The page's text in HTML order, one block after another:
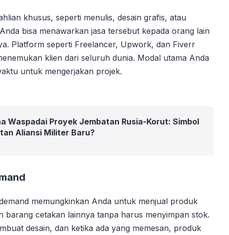
khusus, seperti menulis, desain grafis, atau
bisa menawarkan jasa tersebut kepada orang lain
Platform seperti Freelancer, Upwork, dan Fiverr
klien dari seluruh dunia. Modal utama Anda
untuk mengerjakan projek.
Waspadai Proyek Jembatan Rusia-Korut: Simbol
Aliansi Militer Baru?
memungkinkan Anda untuk menjual produk
barang cetakan lainnya tanpa harus menyimpan stok.
desain, dan ketika ada yang memesan, produk